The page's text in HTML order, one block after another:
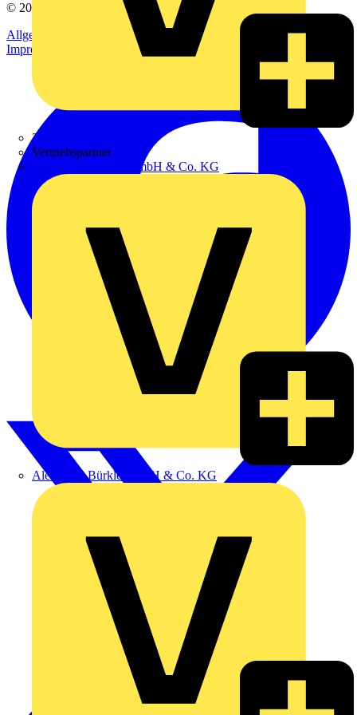
Zumtobel
Vertriebspartner
Adalbert Zajadacz GmbH & Co. KG
Alexander Bürkle GmbH & Co. KG
© 2002-
Voltimum
Allgemeine Geschäftsbedingungen
Datenschutzerklärung
Impressum